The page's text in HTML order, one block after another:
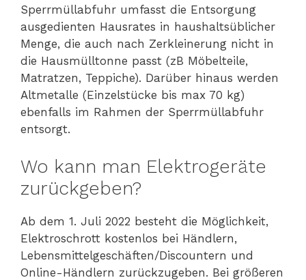
Sperrmüllabfuhr umfasst die Entsorgung
ausgedienten Hausrates in haushaltsüblicher
Menge, die auch nach Zerkleinerung nicht in
die Hausmülltonne passt (zB Möbelteile,
Matratzen, Teppiche). Darüber hinaus werden
Altmetalle (Einzelstücke bis max 70 kg)
ebenfalls im Rahmen der Sperrmüllabfuhr
entsorgt.
Wo kann man Elektrogeräte
zurückgeben?
Ab dem 1. Juli 2022 besteht die Möglichkeit,
Elektroschrott kostenlos bei Händlern,
Lebensmittelgeschäften/Discountern und
Online-Händlern zurückzugeben. Bei größeren